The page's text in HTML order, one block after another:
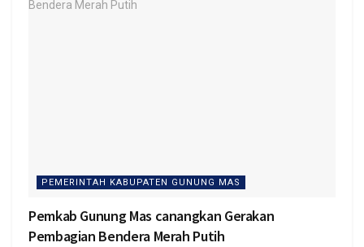
PEMERINTAH KABUPATEN GUNUNG MAS
Pemkab Gunung Mas canangkan Gerakan
Pembagian Bendera Merah Putih